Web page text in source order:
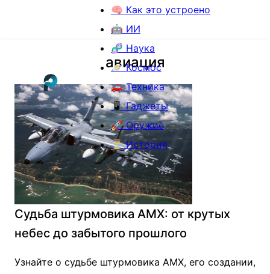
🧠 Как это устроено
🤖 ИИ
🧬 Наука
🪐 Космос
🚗 Техника
📱 Гаджеты
🚀 Оружие
⏳ История
авиация
Судьба штурмовика АМХ: от крутых
небес до забытого прошлого
Узнайте о судьбе штурмовика АМХ, его создании,